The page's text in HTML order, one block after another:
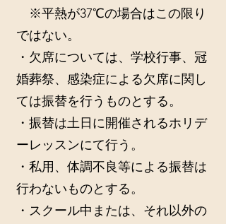
※平熱が37℃の場合はこの限り
ではない。
・欠席については、学校行事、冠
婚葬祭、感染症による欠席に関し
ては振替を行うものとする。
・振替は土日に開催されるホリデ
ーレッスンにて行う。
・私用、体調不良等による振替は
行わないものとする。
・スクール中または、それ以外の